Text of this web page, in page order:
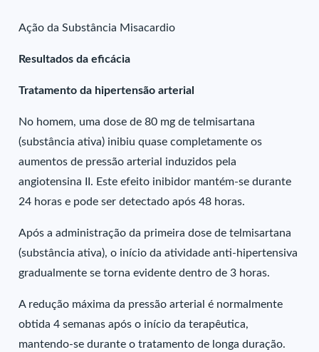
Ação da Substância Misacardio
Resultados da eficácia
Tratamento da hipertensão arterial
No homem, uma dose de 80 mg de telmisartana
(substância ativa) inibiu quase completamente os
aumentos de pressão arterial induzidos pela
angiotensina II. Este efeito inibidor mantém-se durante
24 horas e pode ser detectado após 48 horas.
Após a administração da primeira dose de telmisartana
(substância ativa), o início da atividade anti-hipertensiva
gradualmente se torna evidente dentro de 3 horas.
A redução máxima da pressão arterial é normalmente
obtida 4 semanas após o início da terapêutica,
mantendo-se durante o tratamento de longa duração.